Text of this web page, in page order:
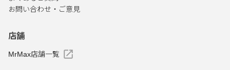
お問い合わせ・ご意見
店舗
MrMax店舗一覧